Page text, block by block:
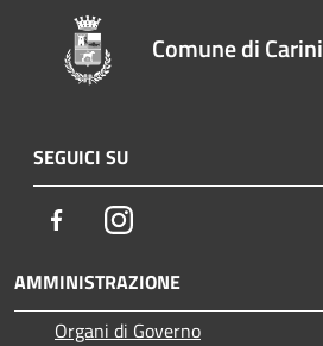
Comune di Carini
SEGUICI SU
FacebookInstagram
AMMINISTRAZIONE
Organi di Governo